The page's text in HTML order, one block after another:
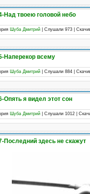
Над твоею головой небо
Шуба Дмитрий | Слушали 973 |
Наперекор всему
Шуба Дмитрий | Слушали 884 |
Опять я видел этот сон
Шуба Дмитрий | Слушали 1012 |
Последний здесь не скажут